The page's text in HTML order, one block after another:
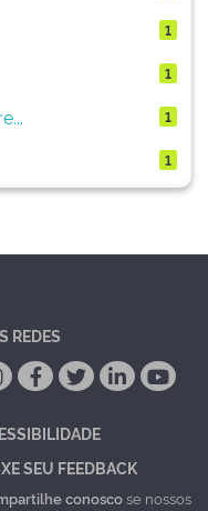
1
1
1
1
REDES
SEU FEEDBACK
conoscose nossos